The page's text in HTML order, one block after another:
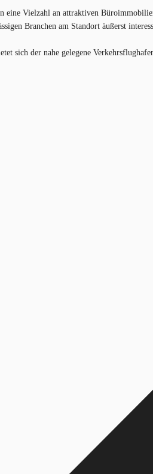
eine Vielzahl an attraktiven
Branchen am Standort äußerst
sich der nahe gelegene